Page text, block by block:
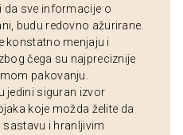
da sve informacije o
budu redovno ažurirane.
konstatno menjaju i
čega su najpreciznije
pakovanju.
jedini siguran izvor
koje možda želite da
sastavu i hranljivim